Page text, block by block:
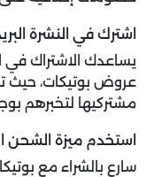
اشترك في النشرة
يساعدك الاشتراك في
عروض بوتيكات، حيث
مشتركيها لتخبرهم
استخدم ميزة الشحن
سارع بالشراء مع